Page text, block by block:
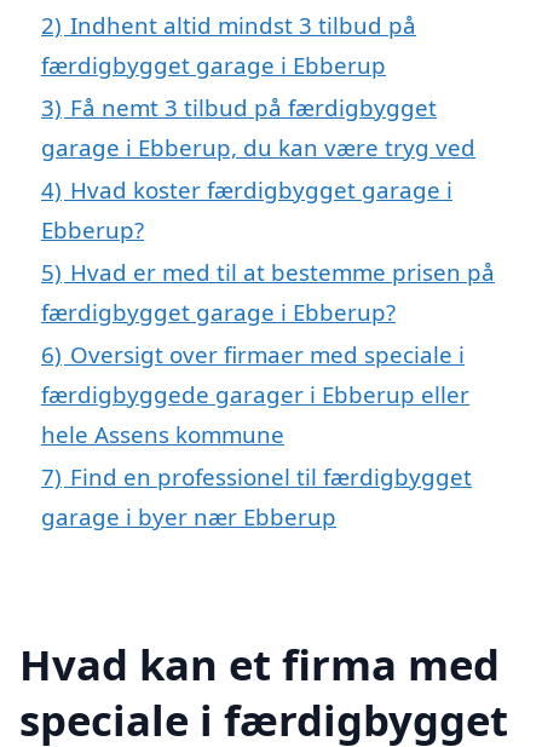
2) Indhent altid mindst 3 tilbud på
færdigbygget garage i Ebberup
3) Få nemt 3 tilbud på færdigbygget
garage i Ebberup, du kan være tryg ved
4) Hvad koster færdigbygget garage i
Ebberup?
5) Hvad er med til at bestemme prisen på
færdigbygget garage i Ebberup?
6) Oversigt over firmaer med speciale i
færdigbyggede garager i Ebberup eller
hele Assens kommune
7) Find en professionel til færdigbygget
garage i byer nær Ebberup
Hvad kan et firma med
speciale i færdigbygget